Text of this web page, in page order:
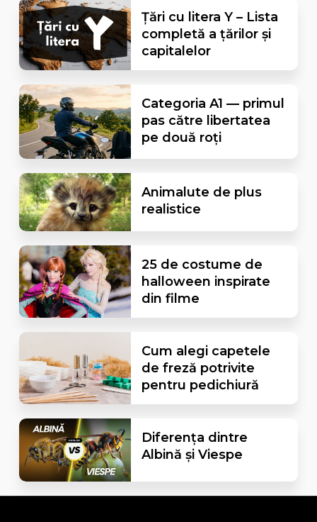
Țări cu litera Y – Lista
completă a țărilor și
capitalelor
Categoria A1 — primul
pas către libertatea
pe două roți
Animalute de plus
realistice
25 de costume de
halloween inspirate
din filme
Cum alegi capetele
de freză potrivite
pentru pedichiură
Diferența dintre
Albină și Viespe